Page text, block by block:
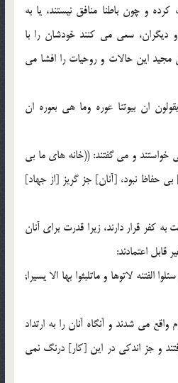
و چون باطنا منافق نیستند، یا به
سعى مى کنند خودشان را با
این حالات و روحیات را افشا مى
ان بیوتنا عوره وما هى بعوره ان
خواستند و مى گفتند: ((خانه هاى ما بى
حفاظ نبود، [آنان] جز گریز [از جهاد]
کفر قرار دارند، زیرا قدرت براى آنان
قابل اعتمادند:
الفتنه لاتوها و ماتلبثوا بها الا یسیرا;
مى شدند و آنگاه آنان را به ارتداد
و جز اندکى در این [کار] درنگ نمى